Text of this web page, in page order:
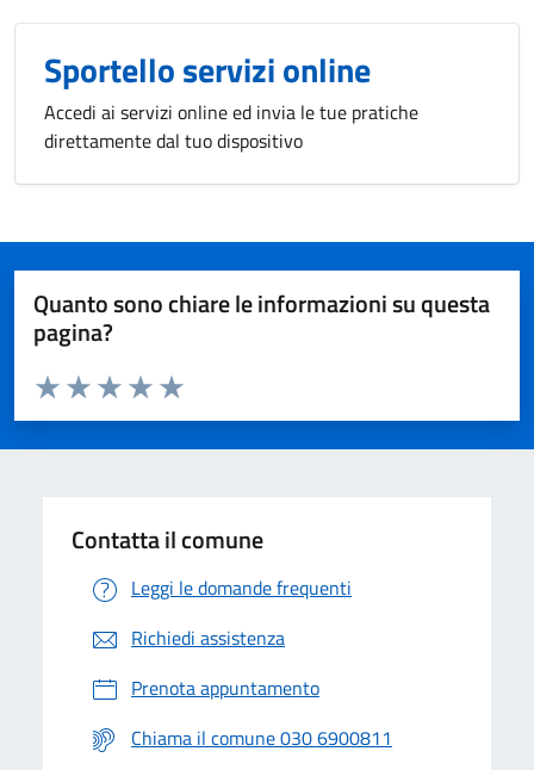
Sportello servizi online
Accedi ai servizi online ed invia le tue pratiche
direttamente dal tuo dispositivo
Quanto sono chiare le informazioni su questa
pagina?
Valuta da 1 a 5 stelle la pagina
Valuta 5 stelle su 5
Valuta 4 stelle su 5
Valuta 3 stelle su 5
Valuta 2 stelle su 5
Valuta 1 stelle su 5
Contatta il comune
Leggi le domande frequenti
Richiedi assistenza
Prenota appuntamento
Chiama il comune 030 6900811